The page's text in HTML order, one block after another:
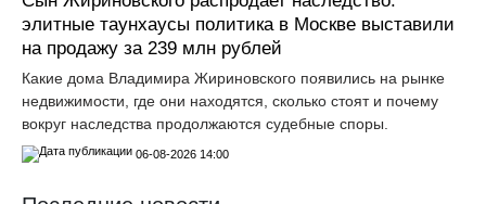
элитные таунхаусы политика в Москве выставили
на продажу за 239 млн рублей
Какие дома Владимира Жириновского появились на рынке
недвижимости, где они находятся, сколько стоят и почему
вокруг наследства продолжаются судебные споры.
06-08-2026 14:00